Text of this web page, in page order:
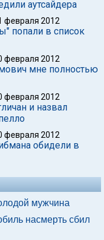
аутсайдера
февраля 2012
попали в список
февраля 2012
мне полностью
февраля 2012
и назвал
февраля 2012
обидели в
мужчина
насмерть сбил